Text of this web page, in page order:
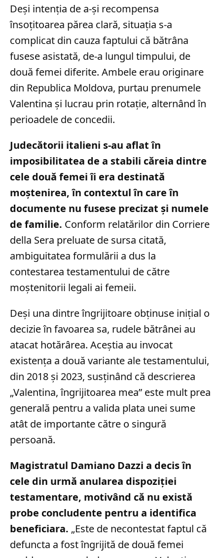
Deși intenția de a-și recompensa
însoțitoarea părea clară, situația s-a
complicat din cauza faptului că bătrâna
fusese asistată, de-a lungul timpului, de
două femei diferite. Ambele erau originare
din Republica Moldova, purtau prenumele
Valentina și lucrau prin rotație, alternând în
perioadele de concedii.
Judecătorii italieni s-au aflat în
imposibilitatea de a stabili căreia dintre
cele două femei îi era destinată
moștenirea, în contextul în care în
documente nu fusese precizat și numele
de familie. Conform relatărilor din Corriere
della Sera preluate de sursa citată,
ambiguitatea formulării a dus la
contestarea testamentului de către
moștenitorii legali ai femeii.
Deși una dintre îngrijitoare obținuse inițial o
decizie în favoarea sa, rudele bătrânei au
atacat hotărârea. Aceștia au invocat
existența a două variante ale testamentului,
din 2018 și 2023, susținând că descrierea
„Valentina, îngrijitoarea mea” este mult prea
generală pentru a valida plata unei sume
atât de importante către o singură
persoană.
Magistratul Damiano Dazzi a decis în
cele din urmă anularea dispoziției
testamentare, motivând că nu există
probe concludente pentru a identifica
beneficiara. „Este de necontestat faptul că
defuncta a fost îngrijită de două femei